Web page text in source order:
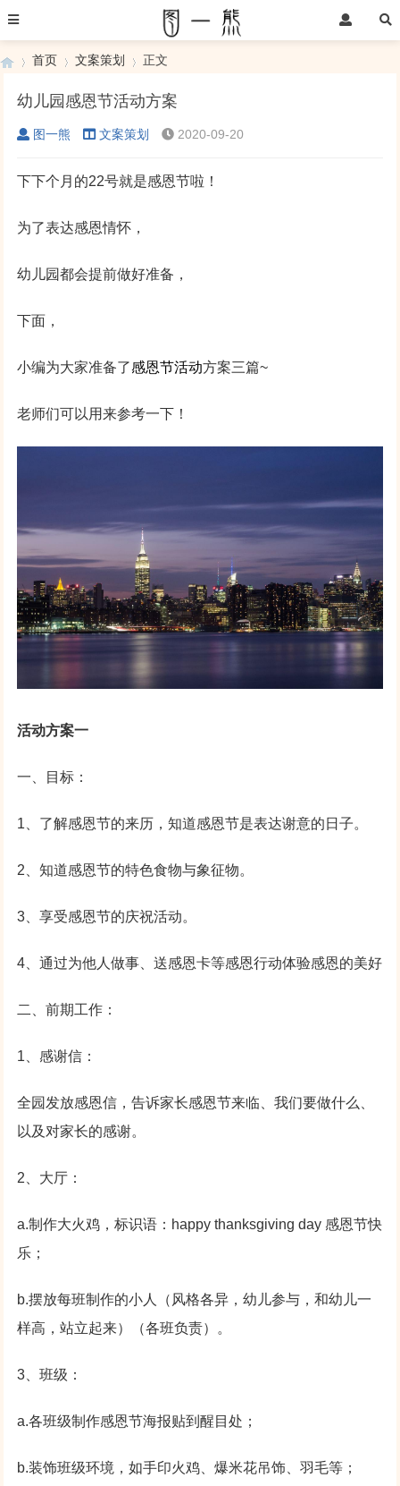
›
首页
›
文案策划
›
正文
幼儿园感恩节活动方案
图一熊 文案策划 2020-09-20
下下个月的22号就是感恩节啦！
为了表达感恩情怀，
幼儿园都会提前做好准备，
下面，
小编为大家准备了感恩节活动方案三篇~
老师们可以用来参考一下！
活动方案一
一、目标：
1、了解感恩节的来历，知道感恩节是表达谢意的日子。
2、知道感恩节的特色食物与象征物。
3、享受感恩节的庆祝活动。
4、通过为他人做事、送感恩卡等感恩行动体验感恩的美好
二、前期工作：
1、感谢信：
全园发放感恩信，告诉家长感恩节来临、我们要做什么、
以及对家长的感谢。
2、大厅：
a.制作大火鸡，标识语：happy thanksgiving day 感恩节快
乐；
b.摆放每班制作的小人（风格各异，幼儿参与，和幼儿一
样高，站立起来）（各班负责）。
3、班级：
a.各班级制作感恩节海报贴到醒目处；
b.装饰班级环境，如手印火鸡、爆米花吊饰、羽毛等；